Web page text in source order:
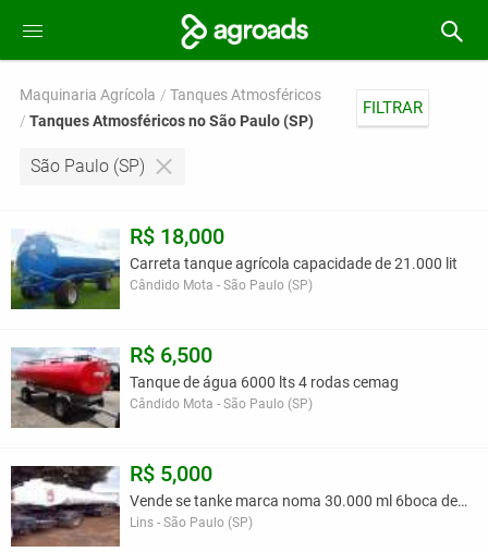
Maquinaria Agrícola
Tanques Atmosféricos
Tanques Atmosféricos no São Paulo (SP)
FILTRAR
São Paulo (SP)
R$ 18,000
Carreta tanque agrícola capacidade de 21.000 lit
Cândido Mota - São Paulo (SP)
R$ 6,500
Tanque de água 6000 lts 4 rodas cemag
Cândido Mota - São Paulo (SP)
R$ 5,000
Vende se tanke marca noma 30.000 ml 6boca de 5
Lins - São Paulo (SP)